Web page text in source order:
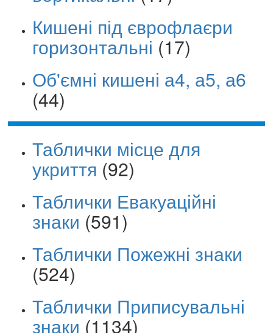
Кишені під єврофлаєри
горизонтальні (17)
Об'ємні кишені а4, а5, а6
(44)
Таблички місце для
укриття (92)
Таблички Евакуаційні
знаки (591)
Таблички Пожежні знаки
(524)
Таблички Приписувальні
знаки (1134)